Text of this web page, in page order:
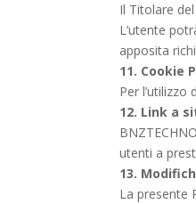
Il Titolare
L’utente
apposita
11. Cookie
Per l’utilizzo
12. Link a
utenti a
13.
La presente